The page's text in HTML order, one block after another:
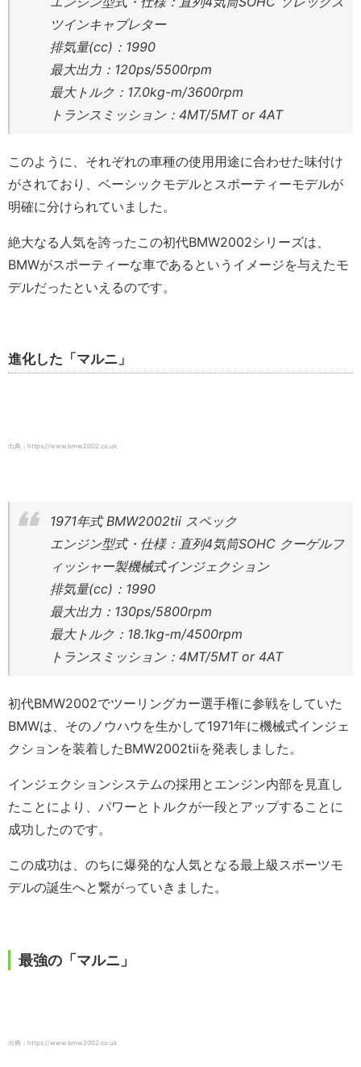
ツインキャブレター
排気量(cc)：1990
最大出力：120ps/5500rpm
最大トルク：17.0kg-m/3600rpm
トランスミッション：4MT/5MT or 4AT
このように、それぞれの車種の使用用途に合わせた味付け
がされており、ベーシックモデルとスポーティーモデルが
明確に分けられていました。
絶大なる人気を誇ったこの初代BMW2002シリーズは、
BMWがスポーティーな車であるというイメージを与えたモ
デルだったといえるのです。
進化した「マルニ」
出典：https://www.bmw2002.co.uk
1971年式 BMW2002tii スペック
エンジン型式・仕様：直列4気筒SOHC クーゲルフ
ィッシャー製機械式インジェクション
排気量(cc)：1990
最大出力：130ps/5800rpm
最大トルク：18.1kg-m/4500rpm
トランスミッション：4MT/5MT or 4AT
初代BMW2002でツーリングカー選手権に参戦をしていた
BMWは、そのノウハウを生かして1971年に機械式インジェ
クションを装着したBMW2002tiiを発表しました。
インジェクションシステムの採用とエンジン内部を見直し
たことにより、パワーとトルクが一段とアップすることに
成功したのです。
この成功は、のちに爆発的な人気となる最上級スポーツモ
デルの誕生へと繋がっていきました。
最強の「マルニ」
出典：https://www.bmw2002.co.uk